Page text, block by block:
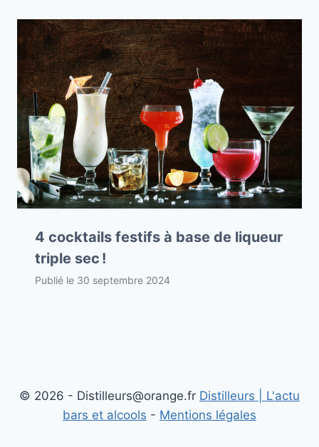
4 cocktails festifs à base de liqueur
triple sec !
Publié le 30 septembre 2024
© 2026 - Distilleurs@orange.fr Distilleurs | L'actu
bars et alcools - Mentions légales